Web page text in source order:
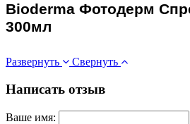
Bioderma Фотодерм
300мл
Развернуть Свернуть
Написать отзыв
Ваше имя: